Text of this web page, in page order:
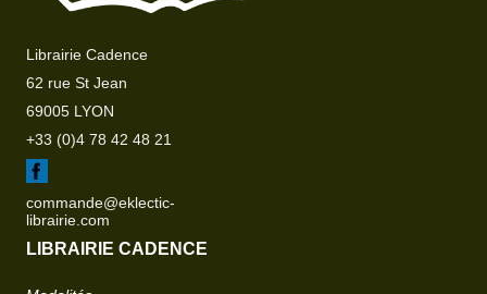
Librairie Cadence
62 rue St Jean
69005 LYON
+33 (0)4 78 42 48 21
commande@eklectic-
librairie.com
LIBRAIRIE CADENCE